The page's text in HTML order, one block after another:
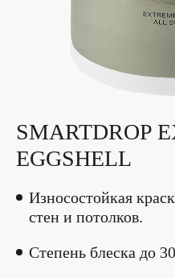
SMARTDROP
EGGSHELL
Износостойкая
стен и потолков.
Степень блеска до